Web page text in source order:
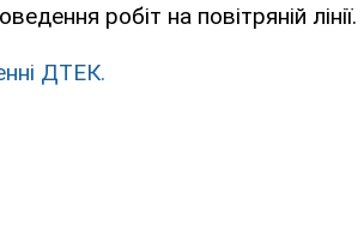
робіт на повітряній лінії.
ДТЕК.